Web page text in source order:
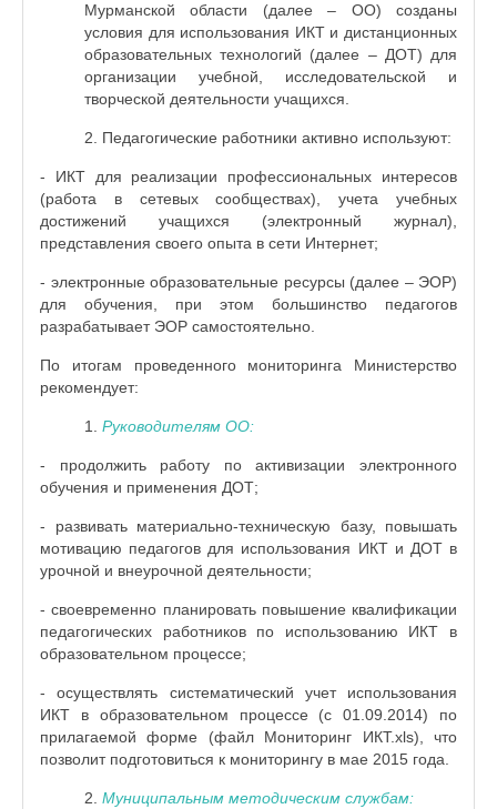
Мурманской области (далее – ОО) созданы
условия для использования ИКТ и дистанционных
образовательных технологий (далее – ДОТ) для
организации учебной, исследовательской и
творческой деятельности учащихся.
2. Педагогические работники активно используют:
- ИКТ для реализации профессиональных интересов
(работа в сетевых сообществах), учета учебных
достижений учащихся (электронный журнал),
представления своего опыта в сети Интернет;
- электронные образовательные ресурсы (далее – ЭОР)
для обучения, при этом большинство педагогов
разрабатывает ЭОР самостоятельно.
По итогам проведенного мониторинга Министерство
рекомендует:
1. Руководителям ОО:
- продолжить работу по активизации электронного
обучения и применения ДОТ;
- развивать материально-техническую базу, повышать
мотивацию педагогов для использования ИКТ и ДОТ в
урочной и внеурочной деятельности;
- своевременно планировать повышение квалификации
педагогических работников по использованию ИКТ в
образовательном процессе;
- осуществлять систематический учет использования
ИКТ в образовательном процессе (с 01.09.2014) по
прилагаемой форме (файл Мониторинг ИКТ.xls), что
позволит подготовиться к мониторингу в мае 2015 года.
2. Муниципальным методическим службам: